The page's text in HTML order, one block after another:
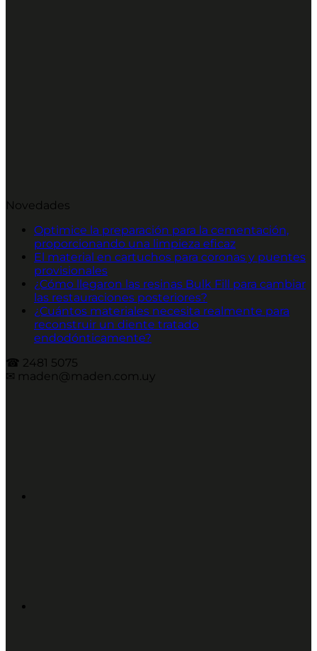
Novedades
Optimice la preparación para la cementación,
proporcionando una limpieza eficaz
El material en cartuchos para coronas y puentes
provisionales
¿Cómo llegaron las resinas Bulk Fill para cambiar
las restauraciones posteriores?
¿Cuántos materiales necesita realmente para
reconstruir un diente tratado
endodónticamente?
☎︎ 2481 5075
✉︎ maden@maden.com.uy